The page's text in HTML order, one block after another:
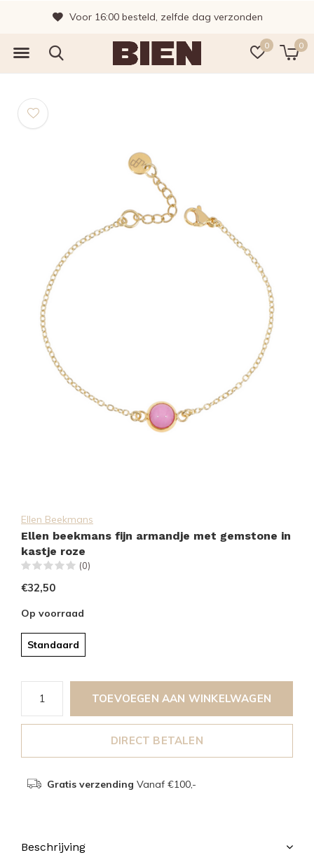
0 0
Voor 16:00 besteld, zelfde dag verzonden
Ellen Beekmans
Ellen beekmans fijn armandje met gemstone in
kastje roze
(0)
€32,50
Op voorraad
Standaard
TOEVOEGEN AAN WINKELWAGEN
DIRECT BETALEN
Gratis verzending Vanaf €100,-
Beschrijving